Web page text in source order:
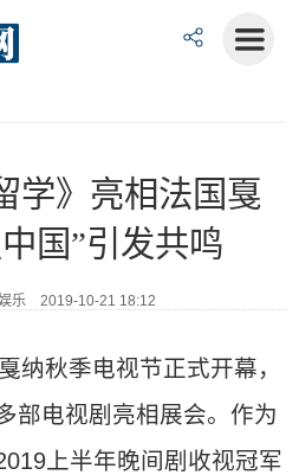
学》亮相法国戛
国”引发共鸣
乐 2019-10-21 18:12
纳秋季电视节正式开幕，
部电视剧亮相展会。作为
上半年晚间剧收视冠军